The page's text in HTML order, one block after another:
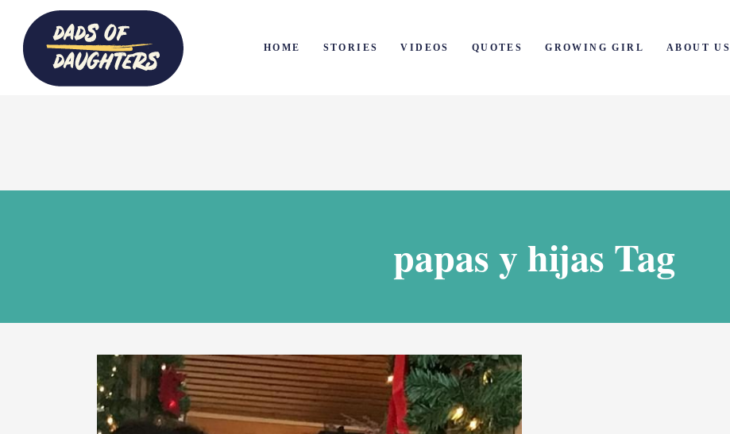
HOME STORIES VIDEOS QUOTES GROWING GIRL ABOUT US
papas y hijas Tag